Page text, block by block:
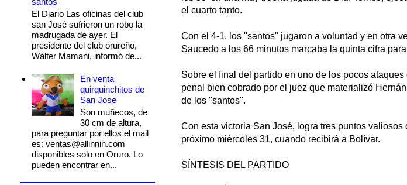
el cuarto tanto.
Con el 4-1, los "santos" jugaron a voluntad y en otra
Saucedo a los 66 minutos marcaba la quinta cifra
Sobre el final del partido en uno de los pocos
penal bien cobrado por el juez que materializó
de los "santos".
Con esta victoria San José, logra tres puntos
próximo miércoles 31, cuando recibirá a Bolívar.
SÍNTESIS DEL PARTIDO
El Diario Las oficinas del club
san José sufrieron un robo la
madrugada de ayer. El
presidente del club orureño,
Wálter Mamani, informó de...
En venta
quirquinchitos de
San Jose
Son muñecos, de
30 cm de altura,
para preguntar por ellos el mail
es: ventas@allinnin.com
disponibles solo en Oruro. Lo
pueden encontrar en...